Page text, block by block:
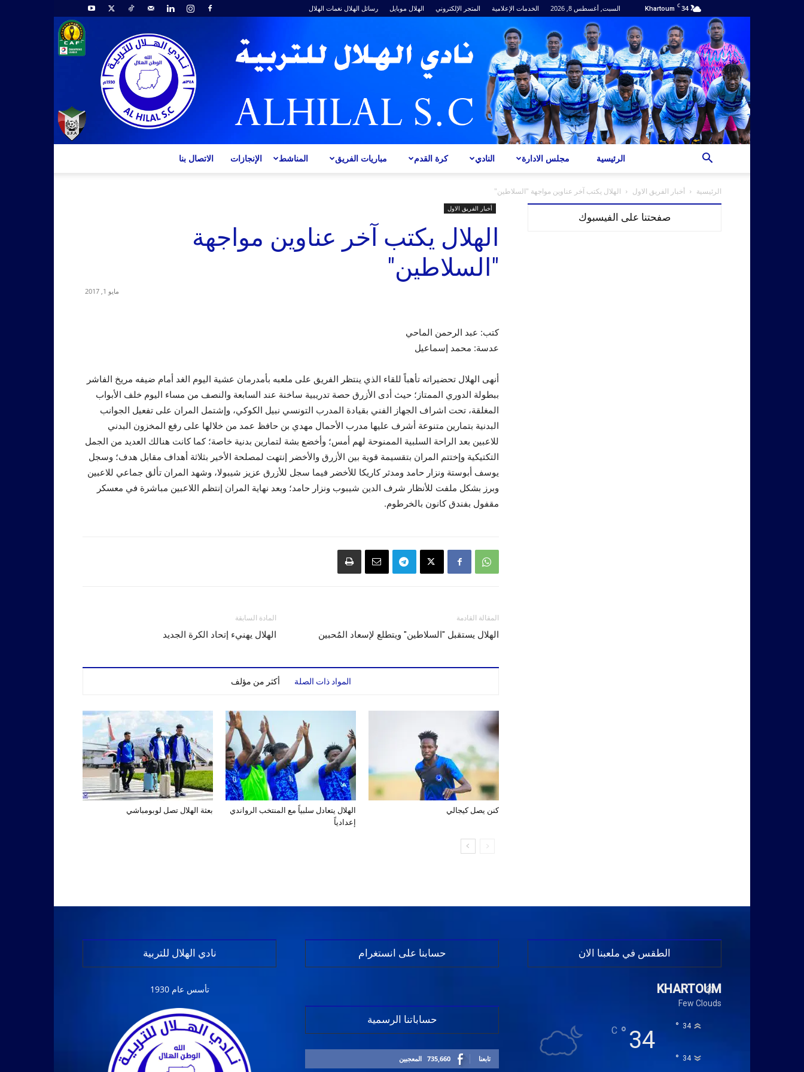
34
C
Khartoum السبت, أغسطس 8, 2026 الخدمات الإعلامية المتجر الإلكتروني الهلال موبايل رسائل الهلال نغمات الهلال
S.C
الاتصال بنا الإنجازات المناشط مباريات الفريق كرة القدم النادي مجلس الادارة الرئيسية
الرئيسية أخبار الفريق الاول الهلال يكتب آخر عناوين مواجهة "السلاطين"
أخبار الفريق الاول
الهلال يكتب آخر عناوين مواجهة
"السلاطين"
مايو 1, 2017
كتب: عبد الرحمن الماحي
عدسة: محمد إسماعيل
أنهى الهلال تحضيراته تأهباً للقاء الذي ينتظر الفريق على ملعبه بأمدرمان عشية اليوم الغد أمام ضيفه مريخ الفاشر
ببطولة الدوري الممتاز؛ حيث أدى الأزرق حصة تدريبية ساخنة عند السابعة والنصف من مساء اليوم خلف الأبواب
المغلقة، تحت اشراف الجهاز الفني بقيادة المدرب التونسي نبيل الكوكي، وإشتمل المران على تفعيل الجوانب
البدنية بتمارين متنوعة أشرف عليها مدرب الأحمال مهدي بن حافظ عمد من خلالها على رفع المخزون البدني
للاعبين بعد الراحة السلبية الممنوحة لهم أمس؛ وأخضع بشة لتمارين بدنية خاصة؛ كما كانت هنالك العديد من الجمل
التكتيكية وإختتم المران بتقسيمة قوية بين الأزرق والأخضر إنتهت لمصلحة الأخير بثلاثة أهداف مقابل هدف؛ وسجل
يوسف أبوستة ونزار حامد ومدثر كاريكا للأخضر فيما سجل للأزرق عزيز شيبولا، وشهد المران تألق جماعي للاعبين
وبرز بشكل ملفت للأنظار شرف الدين شيبوب ونزار حامد؛ وبعد نهاية المران إنتظم اللاعبين مباشرة في معسكر
مقفول بفندق كانون بالخرطوم.
المادة السابقة
الهلال يهنيء إتحاد الكرة الجديد
المقالة القادمة
الهلال يستقبل "السلاطين" ويتطلع لإسعاد المُحبين
المواد ذات الصلة أكثر من مؤلف
بعثة الهلال تصل لوبومباشي
الهلال يتعادل سلبياً مع المنتخب الرواندي
إعدادياً
كنن يصل كيجالي
صفحتنا على الفيسبوك
نادي الهلال للتربية
تأسس عام 1930
حسابنا على انستغرام
حساباتنا الرسمية
735,660 المعجبين تابعنا
الطقس في ملعبنا الان
KHARTOUM
Few Clouds
34
°
C 34
°
34
°